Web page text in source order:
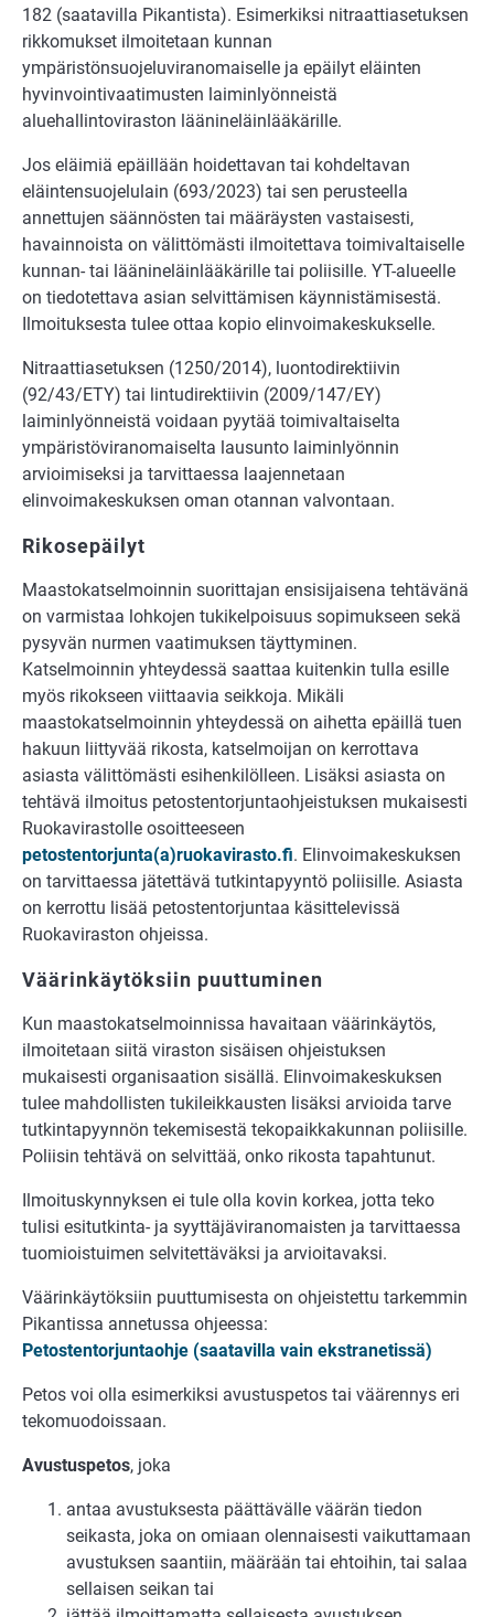
182 (saatavilla Pikantista). Esimerkiksi nitraattiasetuksen
rikkomukset ilmoitetaan kunnan
ympäristönsuojeluviranomaiselle ja epäilyt eläinten
hyvinvointivaatimusten laiminlyönneistä
aluehallintoviraston läänineläinlääkärille.
Jos eläimiä epäillään hoidettavan tai kohdeltavan
eläintensuojelulain (693/2023) tai sen perusteella
annettujen säännösten tai määräysten vastaisesti,
havainnoista on välittömästi ilmoitettava toimivaltaiselle
kunnan- tai läänineläinlääkärille tai poliisille. YT-alueelle
on tiedotettava asian selvittämisen käynnistämisestä.
Ilmoituksesta tulee ottaa kopio elinvoimakeskukselle.
Nitraattiasetuksen (1250/2014), luontodirektiivin
(92/43/ETY) tai lintudirektiivin (2009/147/EY)
laiminlyönneistä voidaan pyytää toimivaltaiselta
ympäristöviranomaiselta lausunto laiminlyönnin
arvioimiseksi ja tarvittaessa laajennetaan
elinvoimakeskuksen oman otannan valvontaan.
Rikosepäilyt
Maastokatselmoinnin suorittajan ensisijaisena tehtävänä
on varmistaa lohkojen tukikelpoisuus sopimukseen sekä
pysyvän nurmen vaatimuksen täyttyminen.
Katselmoinnin yhteydessä saattaa kuitenkin tulla esille
myös rikokseen viittaavia seikkoja. Mikäli
maastokatselmoinnin yhteydessä on aihetta epäillä tuen
hakuun liittyvää rikosta, katselmoijan on kerrottava
asiasta välittömästi esihenkilölleen. Lisäksi asiasta on
tehtävä ilmoitus petostentorjuntaohjeistuksen mukaisesti
Ruokavirastolle osoitteeseen
petostentorjunta(a)ruokavirasto.fi. Elinvoimakeskuksen
on tarvittaessa jätettävä tutkintapyyntö poliisille. Asiasta
on kerrottu lisää petostentorjuntaa käsittelevissä
Ruokaviraston ohjeissa.
Väärinkäytöksiin puuttuminen
Kun maastokatselmoinnissa havaitaan väärinkäytös,
ilmoitetaan siitä viraston sisäisen ohjeistuksen
mukaisesti organisaation sisällä. Elinvoimakeskuksen
tulee mahdollisten tukileikkausten lisäksi arvioida tarve
tutkintapyynnön tekemisestä tekopaikkakunnan poliisille.
Poliisin tehtävä on selvittää, onko rikosta tapahtunut.
Ilmoituskynnyksen ei tule olla kovin korkea, jotta teko
tulisi esitutkinta- ja syyttäjäviranomaisten ja tarvittaessa
tuomioistuimen selvitettäväksi ja arvioitavaksi.
Väärinkäytöksiin puuttumisesta on ohjeistettu tarkemmin
Pikantissa annetussa ohjeessa:
Petostentorjuntaohje (saatavilla vain ekstranetissä)
Petos voi olla esimerkiksi avustuspetos tai väärennys eri
tekomuodoissaan.
Avustuspetos, joka
antaa avustuksesta päättävälle väärän tiedon
seikasta, joka on omiaan olennaisesti vaikuttamaan
avustuksen saantiin, määrään tai ehtoihin, tai salaa
sellaisen seikan tai